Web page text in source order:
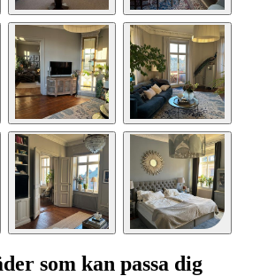
som kan passa dig